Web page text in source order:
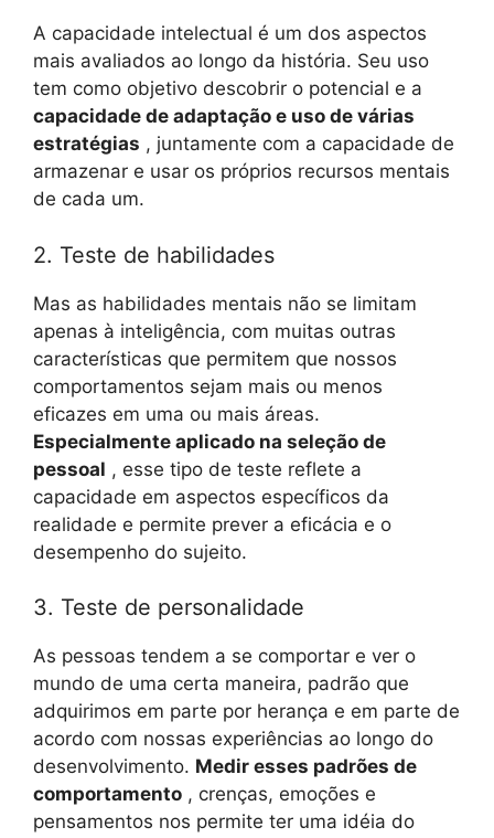
A capacidade intelectual é um dos aspectos
mais avaliados ao longo da história. Seu uso
tem como objetivo descobrir o potencial e a
capacidade de adaptação e uso de várias
estratégias , juntamente com a capacidade de
armazenar e usar os próprios recursos mentais
de cada um.
2. Teste de habilidades
Mas as habilidades mentais não se limitam
apenas à inteligência, com muitas outras
características que permitem que nossos
comportamentos sejam mais ou menos
eficazes em uma ou mais áreas.
Especialmente aplicado na seleção de
pessoal , esse tipo de teste reflete a
capacidade em aspectos específicos da
realidade e permite prever a eficácia e o
desempenho do sujeito.
3. Teste de personalidade
As pessoas tendem a se comportar e ver o
mundo de uma certa maneira, padrão que
adquirimos em parte por herança e em parte de
acordo com nossas experiências ao longo do
desenvolvimento. Medir esses padrões de
comportamento , crenças, emoções e
pensamentos nos permite ter uma idéia do